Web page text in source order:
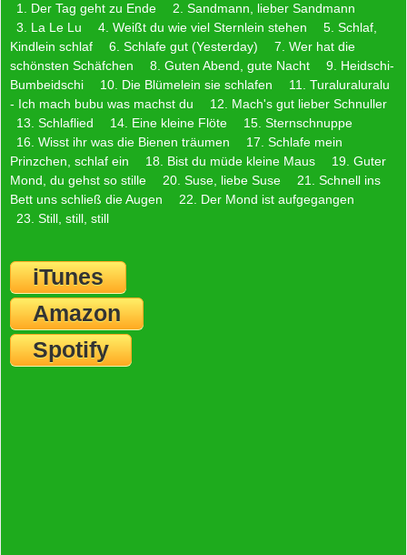
1. Der Tag geht zu Ende
2. Sandmann, lieber Sandmann
3. La Le Lu
4. Weißt du wie viel Sternlein stehen
5. Schlaf,
Kindlein schlaf
6. Schlafe gut (Yesterday)
7. Wer hat die
schönsten Schäfchen
8. Guten Abend, gute Nacht
9. Heidschi-
Bumbeidschi
10. Die Blümelein sie schlafen
11. Turaluraluralu
- Ich mach bubu was machst du
12. Mach's gut lieber Schnuller
13. Schlaflied
14. Eine kleine Flöte
15. Sternschnuppe
16. Wisst ihr was die Bienen träumen
17. Schlafe mein
Prinzchen, schlaf ein
18. Bist du müde kleine Maus
19. Guter
Mond, du gehst so stille
20. Suse, liebe Suse
21. Schnell ins
Bett uns schließ die Augen
22. Der Mond ist aufgegangen
23. Still, still, still
iTunes
Amazon
Spotify